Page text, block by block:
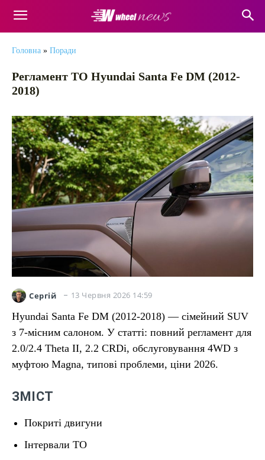
Головна » Поради
Регламент ТО Hyundai Santa Fe DM (2012-
2018)
Сергій 13 Червня 2026 14:59
Hyundai Santa Fe DM (2012-2018) — сімейний SUV
з 7-місним салоном. У статті: повний регламент для
2.0/2.4 Theta II, 2.2 CRDi, обслуговування 4WD з
муфтою Magna, типові проблеми, ціни 2026.
ЗМІСТ
Покриті двигуни
Інтервали ТО